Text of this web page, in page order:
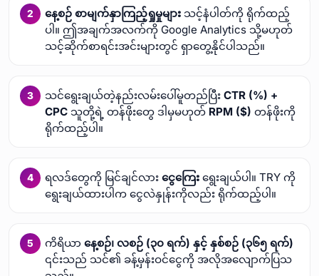
နေ့စဉ် စာမျက်နှာကြည့်ရှုမှုများသင့်နံပါတ်ကို ရိုက်ထည့်
ပါ။ ဤအချက်အလက်ကို Google Analytics သို့မဟုတ်
သင့်ဆိုက်စာရင်းအင်းများတွင် ရှာတွေ့နိုင်ပါသည်။
သင်ရွေးချယ်တဲ့နည်းလမ်းပေါ်မူတည်ပြီး CTR (%) +
CPCသူတို့ရဲ့ တန်ဖိုးတွေ ဒါမှမဟုတ် RPM ($) တန်ဖိုးကို
ရိုက်ထည့်ပါ။
ရလဒ်တွေကို မြင်ချင်လား ငွေကြေးရွေးချယ်ပါ။ TRY ကို
ရွေးချယ်ထားပါက ငွေလဲနှုန်းကိုလည်း ရိုက်ထည့်ပါ။
ကိရိယာ နေ့စဉ်၊ လစဉ် (၃၀ ရက်) နှင့် နှစ်စဉ် (၃၆၅ ရက်)
၎င်းသည် သင်၏ ခန့်မှန်းဝင်ငွေကို အလိုအလျောက်ပြသ